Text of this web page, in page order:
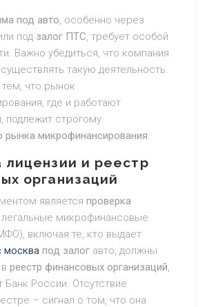
под авто, особенно через
под залог ПТС, требует особой
Важно убедиться, что компания
такую деятельность.
что рынок
где и работают
подлежит строгому
рынка микрофинансирования.
лицензии и реестр
организаций
является проверка
микрофинансовые
включая те, кто выдает
москва под залог авто, должны
реестр финансовых организаций,
Банк России. Отсутствие
– сигнал о том, что она